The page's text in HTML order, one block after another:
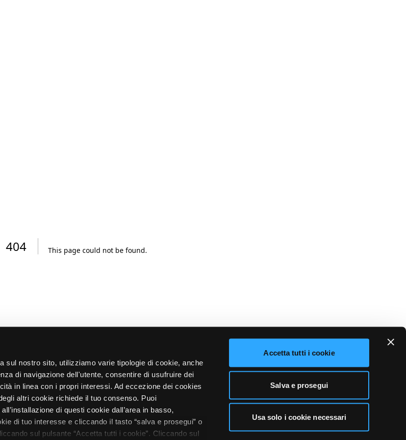
sul nostro sito, utilizziamo varie tipologie di cookie, anche
di navigazione dell'utente, consentire di usufruire dei
in linea con i propri interessi. Ad eccezione dei cookies
altri cookie richiede il tuo consenso. Puoi
di questi cookie dall’area in basso,
di tuo interesse e cliccando il tasto “salva e prosegui” o
sul pulsante “Accetta tutti i cookie”. Cliccando sul
Accetta tutti i cookie
Salva e prosegui
Usa solo i cookie necessari
404 This page could not be found.